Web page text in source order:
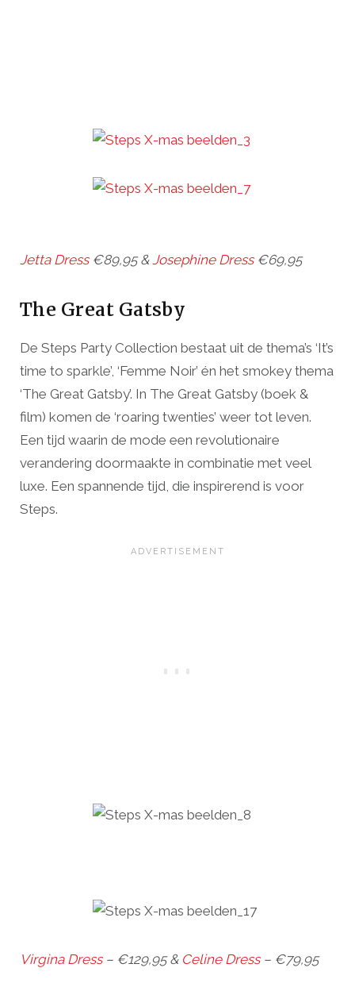
Jetta Dress€89,95 &Josephine Dress€69,95
The Great Gatsby
De Steps Party Collection bestaat uit de thema’s ‘It’s
time to sparkle’, ‘Femme Noir’ én het smokey thema
‘The Great Gatsby’. In The Great Gatsby (boek &
film) komen de ‘roaring twenties’ weer tot leven.
Een tijd waarin de mode een revolutionaire
verandering doormaakte in combinatie met veel
luxe. Een spannende tijd, die inspirerend is voor
Steps.
Virgina Dress– €129,95 & Celine Dress– €79,95